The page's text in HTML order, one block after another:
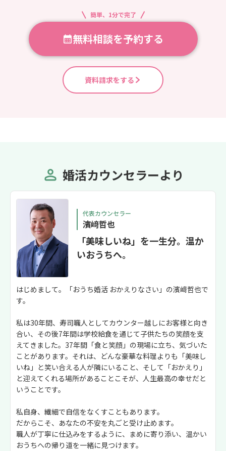
簡単、1分で完了
無料相談を予約する
資料請求をする
婚活カウンセラーより
代表カウンセラー
濱﨑哲也
「美味しいね」を一生分。温か
いおうちへ。
はじめまして。「おうち婚活 おかえりなさい」の濱﨑哲也で
す。
私は30年間、寿司職人としてカウンター越しにお客様と向き
合い、その後7年間は学校給食を通じて子供たちの笑顔を支
えてきました。37年間「食と笑顔」の現場に立ち、気づいた
ことがあります。それは、どんな豪華な料理よりも「美味し
いね」と笑い合える人が隣にいること、そして「おかえり」
と迎えてくれる場所があることこそが、人生最高の幸せだと
いうことです。
私自身、繊細で自信をなくすこともあります。
だからこそ、あなたの不安を丸ごと受け止めます。
職人が丁寧に仕込みをするように、まめに寄り添い、温かい
おうちへの帰り道を一緒に見つけます。